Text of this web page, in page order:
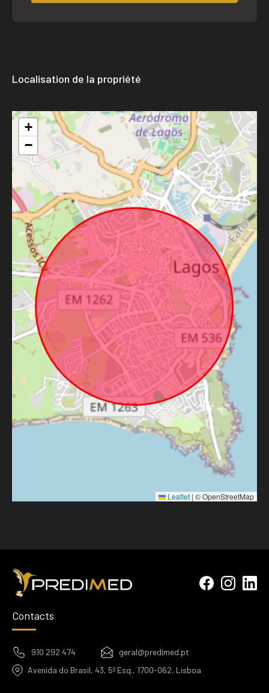
Localisation de la propriété
+
−
Leaflet | © OpenStreetMap
Contacts
910 292 474
geral@predimed.pt
Avenida do Brasil, 43, 5º Esq., 1700-062, Lisboa